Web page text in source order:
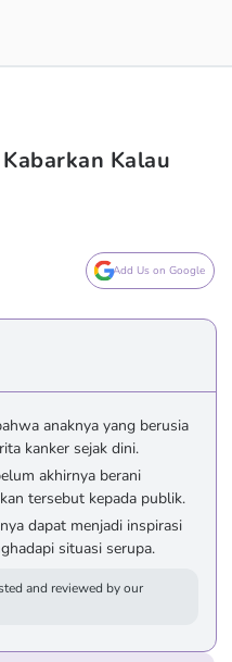
Kalau
Add Us on Google
anaknya yang berusia
kanker sejak dini.
akhirnya berani
tersebut kepada publik.
dapat menjadi inspirasi
situasi serupa.
and reviewed by our